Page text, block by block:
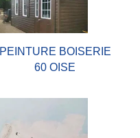
PEINTURE BOISERIE
60 OISE